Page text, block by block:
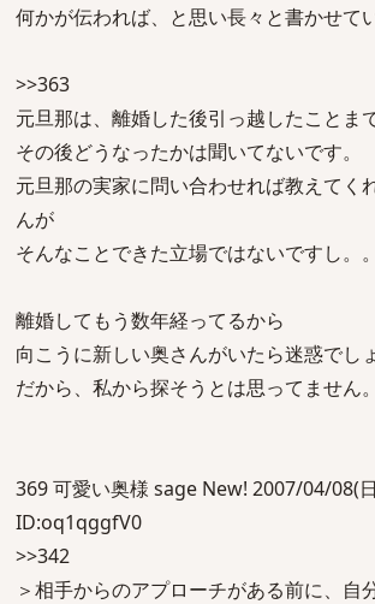
何かが伝われば、と思い長々と書かせて
>>363
元旦那は、離婚した後引っ越したことま
その後どうなったかは聞いてないです。
元旦那の実家に問い合わせれば教えてく
んが
そんなことできた立場ではないですし。。
離婚してもう数年経ってるから
向こうに新しい奥さんがいたら迷惑でしょ
だから、私から探そうとは思ってません。
369 可愛い奥様 sage New! 2007/04/08(
ID:oq1qggfV0
>>342
＞相手からのアプローチがある前に、自